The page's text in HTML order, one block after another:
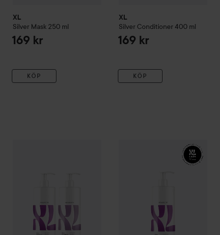
XL
Silver Mask 250 ml
169 kr
KÖP
XL
Silver Conditioner 400 ml
169 kr
KÖP
655 kr
Utan paketpris: 698 kr
1000 ml